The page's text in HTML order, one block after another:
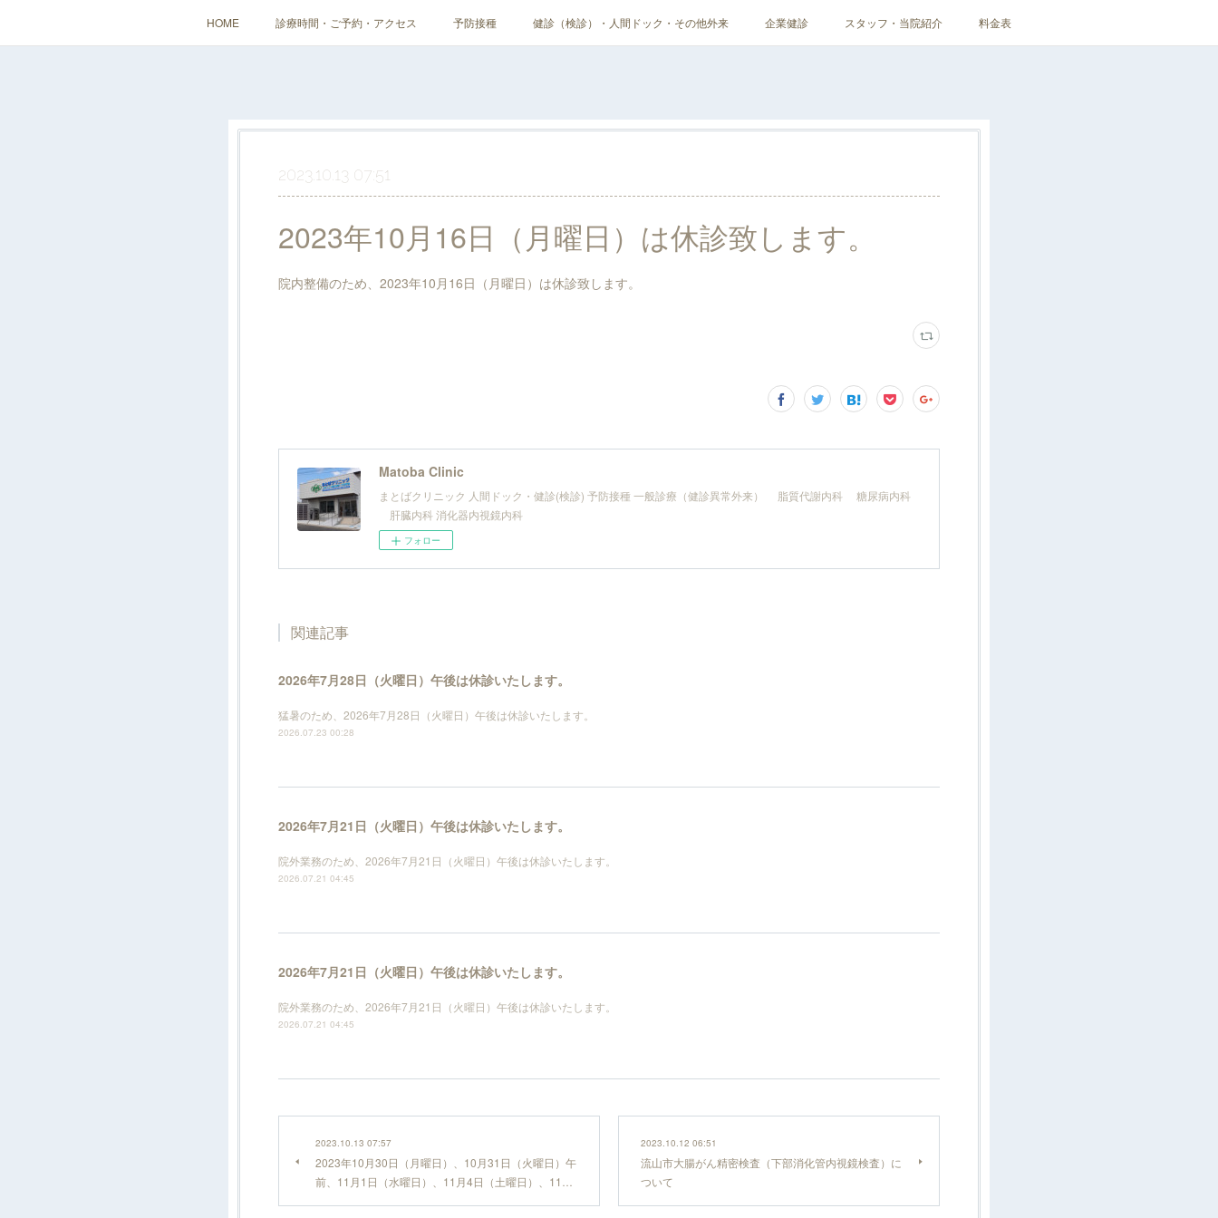
HOME 診療時間・ご予約・アクセス 予防接種 健診（検診）・人間ドック・その他外来 企業健診 スタッフ・当院紹介 料金表
2023.10.13 07:51
2023年10月16日（月曜日）は休診致します。
院内整備のため、2023年10月16日（月曜日）は休診致します。
Matoba Clinic
まとばクリニック 人間ドック・健診(検診) 予防接種 一般診療（健診異常外来） 脂質代謝内科 糖尿病内科
肝臓内科 消化器内視鏡内科
フォロー
関連記事
2026年7月28日（火曜日）午後は休診いたします。
猛暑のため、2026年7月28日（火曜日）午後は休診いたします。
2026.07.23 00:28
2026年7月21日（火曜日）午後は休診いたします。
院外業務のため、2026年7月21日（火曜日）午後は休診いたします。
2026.07.21 04:45
2026年7月21日（火曜日）午後は休診いたします。
院外業務のため、2026年7月21日（火曜日）午後は休診いたします。
2026.07.21 04:45
2023.10.13 07:57
2023年10月30日（月曜日）、10月31日（火曜日）午
前、11月1日（水曜日）、11月4日（土曜日）、11…
2023.10.12 06:51
流山市大腸がん精密検査（下部消化管内視鏡検査）に
ついて